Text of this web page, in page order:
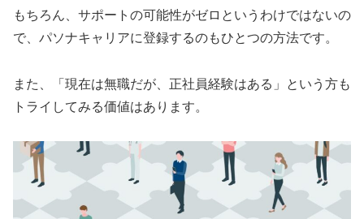
もちろん、サポートの可能性がゼロというわけではないの
で、パソナキャリアに登録するのもひとつの方法です。
また、「現在は無職だが、正社員経験はある」という方も
トライしてみる価値はあります。